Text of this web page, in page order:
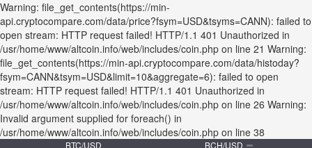
Warning: file_get_contents(https://min-
api.cryptocompare.com/data/price?fsym=USD&tsyms=CANN): failed to
open stream: HTTP request failed! HTTP/1.1 401 Unauthorized in
/usr/home/www/altcoin.info/web/includes/coin.php on line 21 Warning:
file_get_contents(https://min-api.cryptocompare.com/data/histoday?
fsym=CANN&tsym=USD&limit=10&aggregate=6): failed to open
stream: HTTP request failed! HTTP/1.1 401 Unauthorized in
/usr/home/www/altcoin.info/web/includes/coin.php on line 26 Warning:
Invalid argument supplied for foreach() in
/usr/home/www/altcoin.info/web/includes/coin.php on line 38
BTC/USD
BCH/USD